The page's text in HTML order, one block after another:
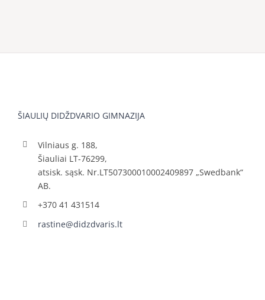
ŠIAULIŲ DIDŽDVARIO GIMNAZIJA
Vilniaus g. 188,
Šiauliai LT-76299,
atsisk. sąsk. Nr.LT507300010002409897 „Swedbank“
AB.
+370 41 431514
rastine@didzdvaris.lt